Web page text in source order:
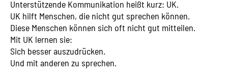
Unterstützende Kommunikation heißt kurz: UK.
UK hilft Menschen, die nicht gut sprechen können.
Diese Menschen können sich oft nicht gut mitteilen.
Mit UK lernen sie:
Sich besser auszudrücken.
Und mit anderen zu sprechen.